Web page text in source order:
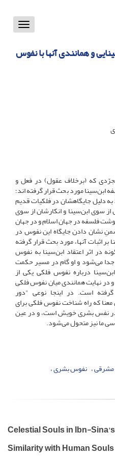
Toggle
و همانندی آنها با نفوس
که (برخلاف عقول) در فعل و
ابن‌سینا مورد بحث قرار گرفته اند؛
دلیل جایگاهشان در فلکیات قدیم
سوی ابن‌سینا و انکارشان از سوی
فلسفه در جهان اسلام و در جهان
نشان دادن جایگاه این نفوس در
اثبات آنها، مورد بحث قرار گرفته
در اثر اعتقاد ابن‌سینا به نفوس
جدا می‌شود و او گام در مسیر حکمت
درباره نفوس فلکی یکی از
نهایت همانندی میان نفوس فلکی
است. در اینجا نوعی "دور
معنا که راه شناخت نفوس فلکی برای
نفس بشری خویش است، و در عین
ما نیز متحول می‌شود.
نفوس بشری
Celestial Souls in Ibn-
Similarity with Human Souls